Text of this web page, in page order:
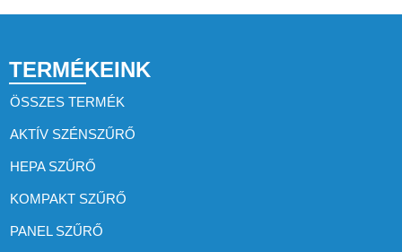
TERMÉKEINK
ÖSSZES TERMÉK
AKTÍV SZÉNSZŰRŐ
HEPA SZŰRŐ
KOMPAKT SZŰRŐ
PANEL SZŰRŐ